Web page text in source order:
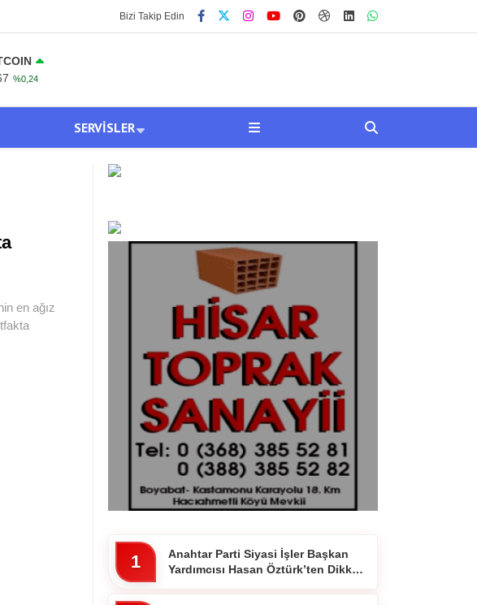
Bizi Takip Edin
%0,24
SERVISLER
en ağız
1
Anahtar Parti Siyasi İşler Başkan
Yardımcısı Hasan Öztürk’ten Dikkat